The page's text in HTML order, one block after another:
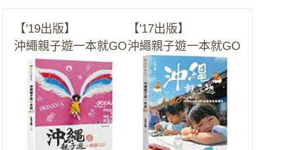
【'19出版】
沖繩親子遊一本就GO
【'17出版】
沖繩親子遊一本就GO